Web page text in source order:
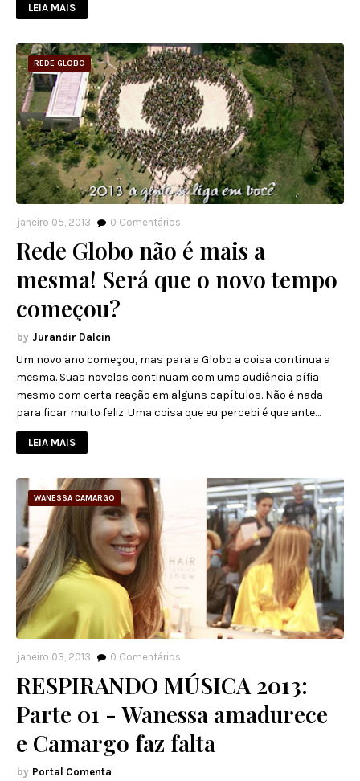
LEIA MAIS
REDE GLOBO
janeiro 05, 2013 0 Comentários
Rede Globo não é mais a
mesma! Será que o novo tempo
começou?
Jurandir Dalcin
Um novo ano começou, mas para a Globo a coisa continua a
mesma. Suas novelas continuam com uma audiência pífia
mesmo com certa reação em alguns capítulos. Não é nada
para ficar muito feliz. Uma coisa que eu percebi é que ante…
LEIA MAIS
WANESSA CAMARGO
janeiro 03, 2013 0 Comentários
RESPIRANDO MÚSICA 2013:
Parte 01 - Wanessa amadurece
e Camargo faz falta
Portal Comenta